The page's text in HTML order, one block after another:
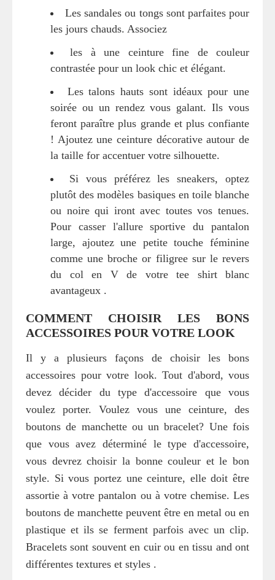
Les sandales ou tongs sont parfaites pour
les jours chauds. Associez
les à une ceinture fine de couleur
contrastée pour un look chic et élégant.
Les talons hauts sont idéaux pour une
soirée ou un rendez vous galant. Ils vous
feront paraître plus grande et plus confiante
! Ajoutez une ceinture décorative autour de
la taille for accentuer votre silhouette.
Si vous préférez les sneakers, optez
plutôt des modèles basiques en toile blanche
ou noire qui iront avec toutes vos tenues.
Pour casser l'allure sportive du pantalon
large, ajoutez une petite touche féminine
comme une broche or filigree sur le revers
du col en V de votre tee shirt blanc
avantageux .
COMMENT CHOISIR LES BONS
ACCESSOIRES POUR VOTRE LOOK
Il y a plusieurs façons de choisir les bons
accessoires pour votre look. Tout d'abord, vous
devez décider du type d'accessoire que vous
voulez porter. Voulez vous une ceinture, des
boutons de manchette ou un bracelet? Une fois
que vous avez déterminé le type d'accessoire,
vous devrez choisir la bonne couleur et le bon
style. Si vous portez une ceinture, elle doit être
assortie à votre pantalon ou à votre chemise. Les
boutons de manchette peuvent être en metal ou en
plastique et ils se ferment parfois avec un clip.
Bracelets sont souvent en cuir ou en tissu and ont
différentes textures et styles .